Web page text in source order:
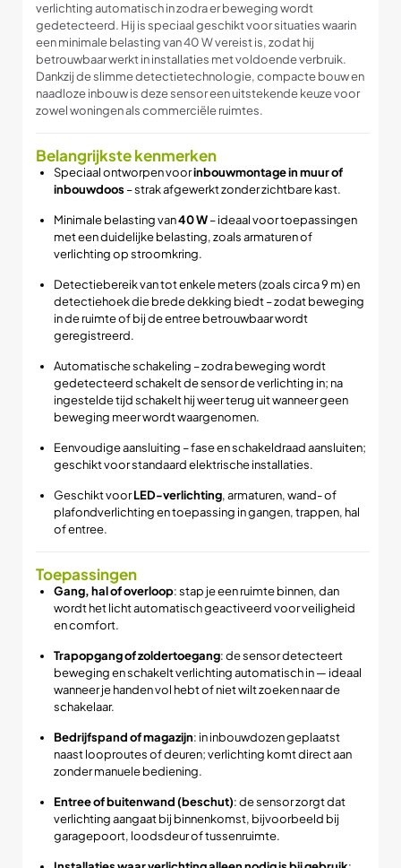
verlichting automatisch in zodra er beweging wordt
gedetecteerd. Hij is speciaal geschikt voor situaties waarin
een minimale belasting van 40 W vereist is, zodat hij
betrouwbaar werkt in installaties met voldoende verbruik.
Dankzij de slimme detectietechnologie, compacte bouw en
naadloze inbouw is deze sensor een uitstekende keuze voor
zowel woningen als commerciële ruimtes.
Belangrijkste kenmerken
Speciaal ontworpen voorinbouwmontage in muur of
inbouwdoos – strak afgewerkt zonder zichtbare kast.
Minimale belasting van40 W– ideaal voor toepassingen
met een duidelijke belasting, zoals armaturen of
verlichting op stroomkring.
Detectiebereik van tot enkele meters (zoals circa 9 m) en
detectiehoek die brede dekking biedt – zodat beweging
in de ruimte of bij de entree betrouwbaar wordt
geregistreerd.
Automatische schakeling – zodra beweging wordt
gedetecteerd schakelt de sensor de verlichting in; na
ingestelde tijd schakelt hij weer terug uit wanneer geen
beweging meer wordt waargenomen.
Eenvoudige aansluiting – fase en schakeldraad aansluiten;
geschikt voor standaard elektrische installaties.
Geschikt voorLED-verlichting, armaturen, wand- of
plafondverlichting en toepassing in gangen, trappen, hal
of entree.
Toepassingen
Gang, hal of overloop: stap je een ruimte binnen, dan
wordt het licht automatisch geactiveerd voor veiligheid
en comfort.
Trapopgang of zoldertoegang: de sensor detecteert
beweging en schakelt verlichting automatisch in — ideaal
wanneer je handen vol hebt of niet wilt zoeken naar de
schakelaar.
Bedrijfspand of magazijn: in inbouwdozen geplaatst
naast looproutes of deuren; verlichting komt direct aan
zonder manuele bediening.
Entree of buitenwand (beschut): de sensor zorgt dat
verlichting aangaat bij binnenkomst, bijvoorbeeld bij
garage­poort, loodsdeur of tussenruimte.